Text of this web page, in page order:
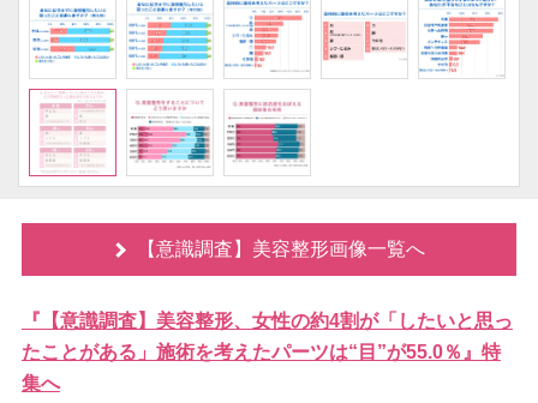
【意識調査】美容整形画像一覧へ
『【意識調査】美容整形、女性の約4割が「したいと思っ
たことがある」施術を考えたパーツは“目”が55.0％』特
集へ